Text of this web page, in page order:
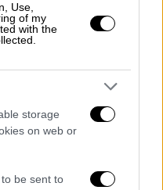
Use,
of my
with the
storage
on web or
be sent to